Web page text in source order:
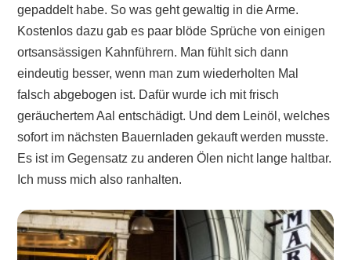
gepaddelt habe. So was geht gewaltig in die Arme.
Kostenlos dazu gab es paar blöde Sprüche von einigen
ortsansässigen Kahnführern. Man fühlt sich dann
eindeutig besser, wenn man zum wiederholten Mal
falsch abgebogen ist. Dafür wurde ich mit frisch
geräuchertem Aal entschädigt. Und dem Leinöl, welches
sofort im nächsten Bauernladen gekauft werden musste.
Es ist im Gegensatz zu anderen Ölen nicht lange haltbar.
Ich muss mich also ranhalten.